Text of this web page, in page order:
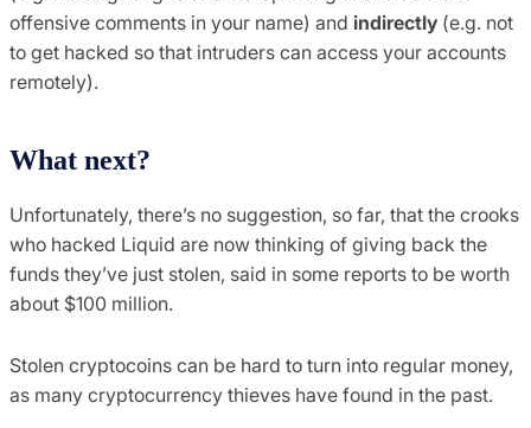
offensive comments in your name) and indirectly (e.g. not
to get hacked so that intruders can access your accounts
remotely).
What next?
Unfortunately, there’s no suggestion, so far, that the crooks
who hacked Liquid are now thinking of giving back the
funds they’ve just stolen, said in some reports to be worth
about $100 million.
Stolen cryptocoins can be hard to turn into regular money,
as many cryptocurrency thieves have found in the past.